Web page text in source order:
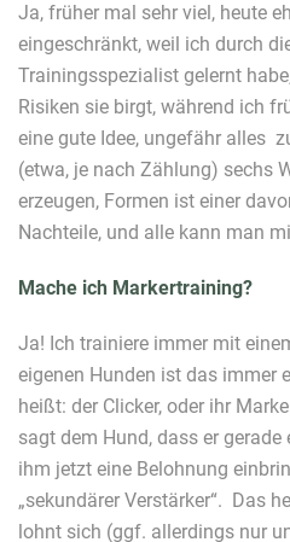
Ja, früher mal sehr viel, heute
eingeschränkt, weil ich durch
Trainingsspezialist gelernt
Risiken sie birgt, während ich
eine gute Idee, ungefähr alles
(etwa, je nach Zählung) sechs
erzeugen, Formen ist einer
Nachteile, und alle kann man
Mache ich Markertraining?
Ja! Ich trainiere immer mit
eigenen Hunden ist das immer
heißt: der Clicker, oder ihr
sagt dem Hund, dass er
ihm jetzt eine Belohnung
„sekundärer Verstärker“. Das
lohnt sich (ggf. allerdings nur